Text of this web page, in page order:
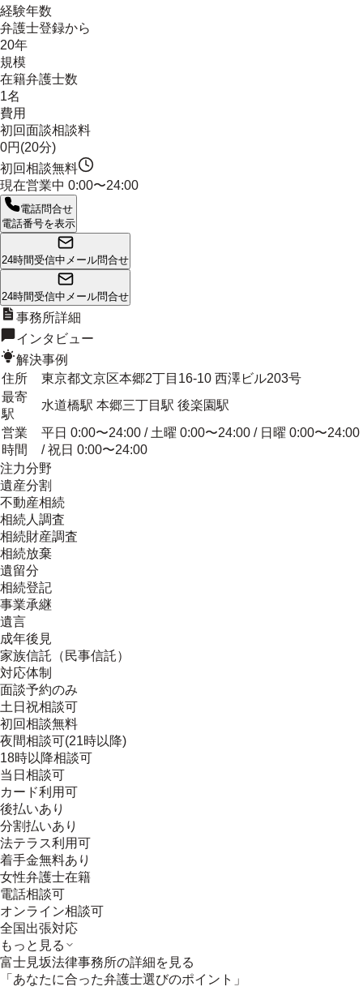
経験年数
弁護士登録から
20年
規模
在籍弁護士数
1名
費用
初回面談相談料
0円(20分)
初回相談無料
現在営業中 0:00〜24:00
電話問合せ
電話番号を表示
24時間受信中 メール問合せ
24時間受信中 メール問合せ
事務所詳細
インタビュー
解決事例
住所
東京都文京区本郷2丁目16-10 西澤ビル203号
最寄
駅
水道橋駅 本郷三丁目駅 後楽園駅
営業
時間
平日 0:00〜24:00 / 土曜 0:00〜24:00 / 日曜 0:00〜24:00
/ 祝日 0:00〜24:00
注力分野
遺産分割
不動産相続
相続人調査
相続財産調査
相続放棄
遺留分
相続登記
事業承継
遺言
成年後見
家族信託（民事信託）
対応体制
面談予約のみ
土日祝相談可
初回相談無料
夜間相談可(21時以降)
18時以降相談可
当日相談可
カード利用可
後払いあり
分割払いあり
法テラス利用可
着手金無料あり
女性弁護士在籍
電話相談可
オンライン相談可
全国出張対応
もっと見る
富士見坂法律事務所の詳細を見る
「あなたに合った弁護士選びのポイント」